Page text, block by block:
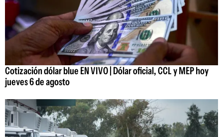
Cotización dólar blue EN VIVO | Dólar oficial, CCL y MEP hoy
jueves 6 de agosto